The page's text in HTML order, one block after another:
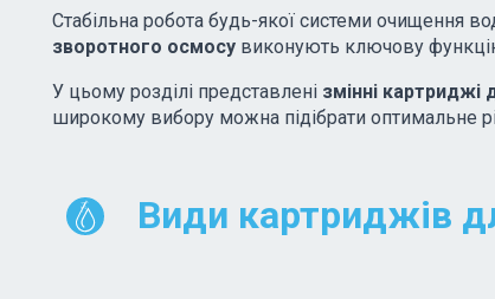
Стабільна робота будь-якої системи очищення
зворотного осмосу виконують ключову
У цьому розділі представлені змінні картриджі
широкому вибору можна підібрати оптимальне
Види картриджів